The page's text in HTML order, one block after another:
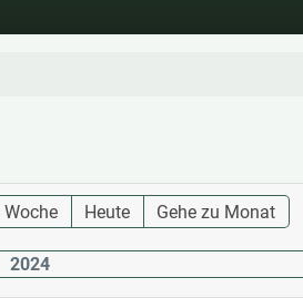
Woche Heute Gehe zu Monat
2024